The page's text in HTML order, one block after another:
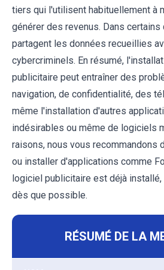
tiers qui l'utilisent habituellement à
générer des revenus. Dans
partagent les données recueillies
cybercriminels. En résumé,
publicitaire peut entraîner des
navigation, de confidentialité, des
même l'installation d'autres
indésirables ou même de logiciels
raisons, nous vous recommandons
ou installer d'applications comme
logiciel publicitaire est déjà
dès que possible.
RÉSUMÉ DE LA